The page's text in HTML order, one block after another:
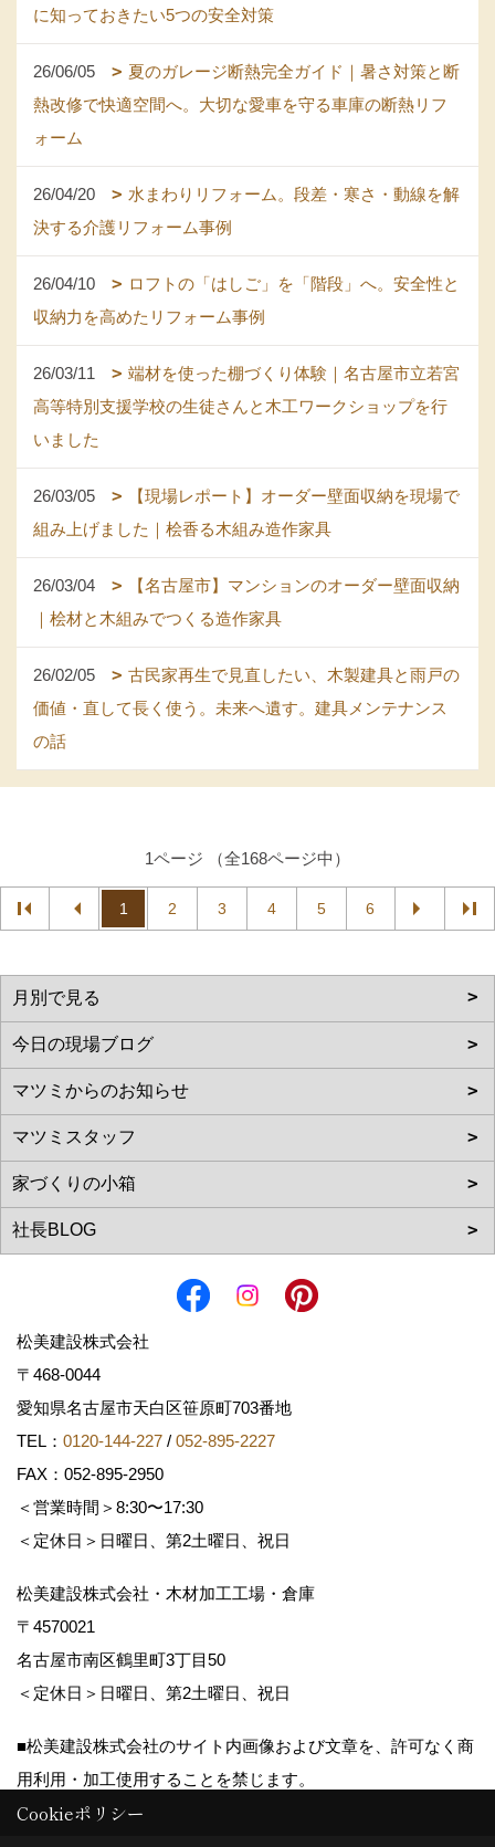
に知っておきたい5つの安全対策
26/06/05
夏のガレージ断熱完全ガイド｜暑さ対策と断
熱改修で快適空間へ。大切な愛車を守る車庫の断熱リフ
ォーム
26/04/20
水まわりリフォーム。段差・寒さ・動線を解
決する介護リフォーム事例
26/04/10
ロフトの「はしご」を「階段」へ。安全性と
収納力を高めたリフォーム事例
26/03/11
端材を使った棚づくり体験｜名古屋市立若宮
高等特別支援学校の生徒さんと木工ワークショップを行
いました
26/03/05
【現場レポート】オーダー壁面収納を現場で
組み上げました｜桧香る木組み造作家具
26/03/04
【名古屋市】マンションのオーダー壁面収納
｜桧材と木組みでつくる造作家具
26/02/05
古民家再生で見直したい、木製建具と雨戸の
価値・直して長く使う。未来へ遺す。建具メンテナンス
の話
1ページ （全168ページ中）
1 2 3 4 5 6
松美建設株式会社
〒468-0044
愛知県名古屋市天白区笹原町703番地
TEL： 0120-144-227 / 052-895-2227
FAX：052-895-2950
＜営業時間＞8:30〜17:30
＜定休日＞日曜日、第2土曜日、祝日
松美建設株式会社・木材加工工場・倉庫
〒4570021
名古屋市南区鶴里町3丁目50
＜定休日＞日曜日、第2土曜日、祝日
■松美建設株式会社のサイト内画像および文章を、許可なく商
用利用・加工使用することを禁じます。
Cookieポリシー